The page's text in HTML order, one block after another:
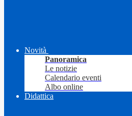
Novità
Panoramica
Le notizie
Calendario eventi
Albo online
Didattica